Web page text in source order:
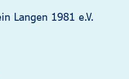
Langen 1981 e.V.